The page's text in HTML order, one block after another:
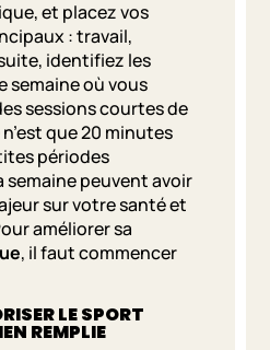
et placez vos
: travail,
identifiez les
semaine où vous
sessions courtes de
que 20 minutes
périodes
semaine peuvent avoir
sur votre santé et
améliorer sa
, il faut commencer
LE SPORT
REMPLIE